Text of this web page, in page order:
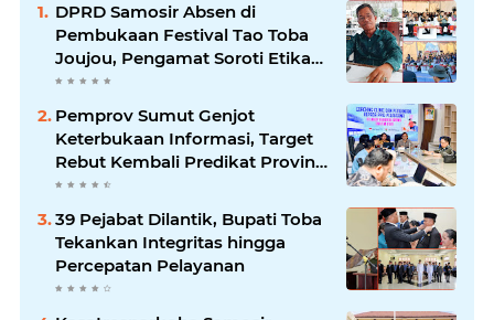
DPRD Samosir Absen di
Pembukaan Festival Tao Toba
Joujou, Pengamat Soroti Etika
Birokrasi Pemkab
Pemprov Sumut Genjot
Keterbukaan Informasi, Target
Rebut Kembali Predikat Provinsi
Informatif
39 Pejabat Dilantik, Bupati Toba
Tekankan Integritas hingga
Percepatan Pelayanan